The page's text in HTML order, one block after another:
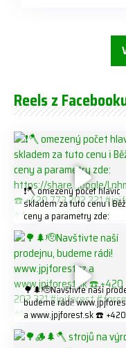
Reels z
❗️🪓 omezený počet hlavic
skladem za tuto cenu ℹ️
ceny a parametry zde:
K8W5t7i6o ☎️ +420 773 202
321 #jpjforest #forsmw
#firewood #
🌳🌲🫡Navštivte naší
budeme rádi!
a www.jpjforest.sk ☎️
#biojack #regon